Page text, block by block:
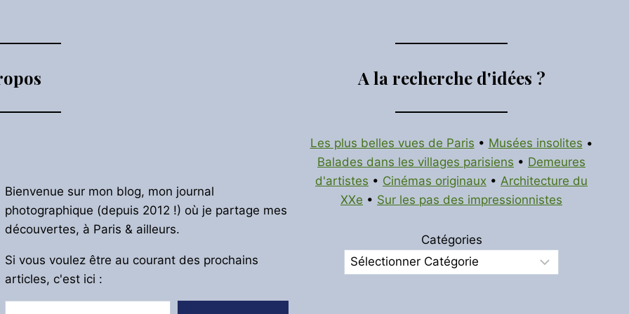
Bienvenue sur mon blog, mon journal
photographique (depuis 2012 !) où je partage mes
découvertes, à Paris & ailleurs.
Si vous voulez être au courant des prochains
articles, c'est ici :
Saisissez votre adresse e-mail…
A la recherche d'idées ?
Les plus belles vues de Paris • Musées insolites •
Balades dans les villages parisiens • Demeures
d'artistes • Cinémas originaux • Architecture du
XXe • Sur les pas des impressionnistes
Catégories